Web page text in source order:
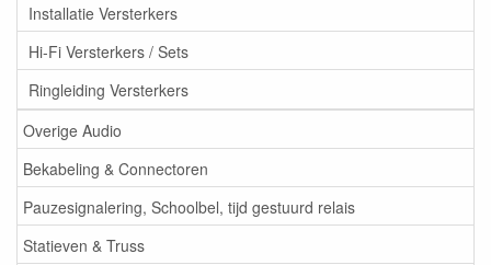
Installatie Versterkers
Hi-Fi Versterkers / Sets
Ringleiding Versterkers
Overige Audio
Bekabeling & Connectoren
Pauzesignalering, Schoolbel, tijd gestuurd relais
Statieven & Truss